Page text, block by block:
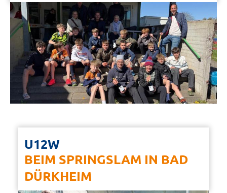
U12W
BEIM SPRINGSLAM IN BAD
DÜRKHEIM